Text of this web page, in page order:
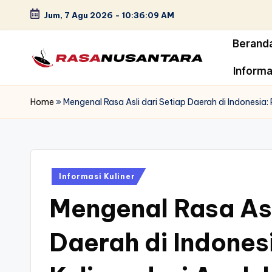
Skip
content
Jum, 7 Agu 2026 - 10:36:10 AM
r
a
a
Home »Mengenal Rasa Asli dari Setiap Daerah di
Posted
Informasi Kuliner
Mengenal Rasa
Daerah di